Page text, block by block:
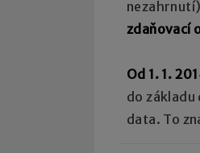
zdaňovací
Od 1. 1.
do základu
data. To